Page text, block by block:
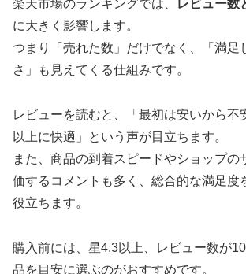
楽天市場のランキングでは、 レビュー数
に大きく影響します。
つまり「売れた数」だけでなく、「満足
さ」も見えてくる仕組みです。
レビューを読むと、「最初は安いから不
以上に快適」という声が目立ちます。
また、商品の到着スピードやショップの
価するコメントも多く、総合的な満足度
役立ちます。
購入前には、星4.3以上、レビュー数が
品を目安に選ぶのがおすすめです。